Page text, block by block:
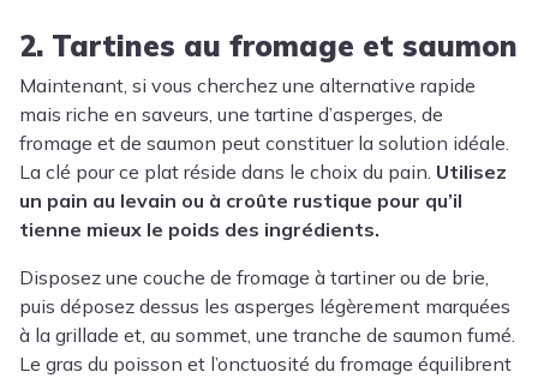
2. Tartines au fromage et saumon
Maintenant, si vous cherchez une alternative rapide
mais riche en saveurs, une tartine d’asperges, de
fromage et de saumon peut constituer la solution idéale.
La clé pour ce plat réside dans le choix du pain. Utilisez
un pain au levain ou à croûte rustique pour qu’il
tienne mieux le poids des ingrédients.
Disposez une couche de fromage à tartiner ou de brie,
puis déposez dessus les asperges légèrement marquées
à la grillade et, au sommet, une tranche de saumon fumé.
Le gras du poisson et l’onctuosité du fromage équilibrent